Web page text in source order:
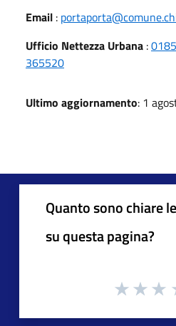
Email :
Ufficio Nettezza Urbana :
365520
Ultimo aggiornamento: 1
Quanto sono chiare
su questa pagina?